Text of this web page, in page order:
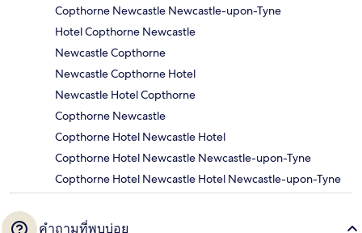
Copthorne Newcastle Newcastle-upon-Tyne
Hotel Copthorne Newcastle
Newcastle Copthorne
Newcastle Copthorne Hotel
Newcastle Hotel Copthorne
Copthorne Newcastle
Copthorne Hotel Newcastle Hotel
Copthorne Hotel Newcastle Newcastle-upon-Tyne
Copthorne Hotel Newcastle Hotel Newcastle-upon-Tyne
คำถามที่พบบ่อย